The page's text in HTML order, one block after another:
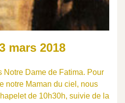
mars 2018
Notre Dame de Fatima. Pour
notre Maman du ciel, nous
de 10h30h, suivie de la